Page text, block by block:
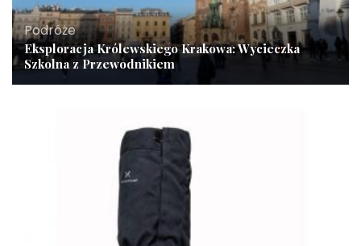
Podróże
Eksploracja Królewskiego Krakowa: Wycieczka
Szkolna z Przewodnikiem